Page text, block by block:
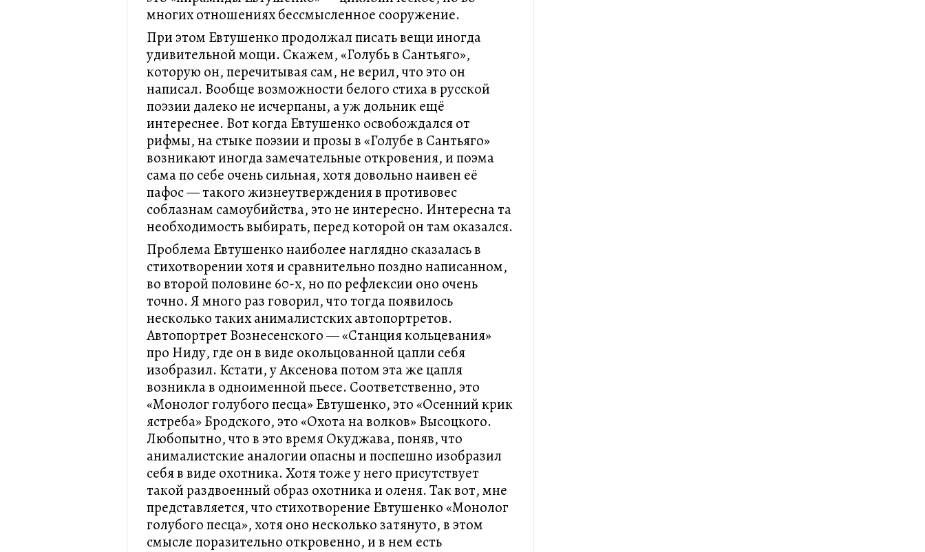
многих отношениях бессмысленное сооружение.
При этом Евтушенко продолжал писать вещи иногда
удивительной мощи. Скажем, «Голубь в Сантьяго»,
которую он, перечитывая сам, не верил, что это он
написал. Вообще возможности белого стиха в русской
поэзии далеко не исчерпаны, а уж дольник ещё
интереснее. Вот когда Евтушенко освобождался от
рифмы, на стыке поэзии и прозы в «Голубе в Сантьяго»
возникают иногда замечательные откровения, и поэма
сама по себе очень сильная, хотя довольно наивен её
пафос — такого жизнеутверждения в противовес
соблазнам самоубийства, это не интересно. Интересна та
необходимость выбирать, перед которой он там оказался.
Проблема Евтушенко наиболее наглядно сказалась в
стихотворении хотя и сравнительно поздно написанном,
во второй половине 60-х, но по рефлексии оно очень
точно. Я много раз говорил, что тогда появилось
несколько таких анималистских автопортретов.
Автопортрет Вознесенского — «Станция кольцевания»
про Ниду, где он в виде окольцованной цапли себя
изобразил. Кстати, у Аксенова потом эта же цапля
возникла в одноименной пьесе. Соответственно, это
«Монолог голубого песца» Евтушенко, это «Осенний крик
ястреба» Бродского, это «Охота на волков» Высоцкого.
Любопытно, что в это время Окуджава, поняв, что
анималистские аналогии опасны и поспешно изобразил
себя в виде охотника. Хотя тоже у него присутствует
такой раздвоенный образ охотника и оленя. Так вот, мне
представляется, что стихотворение Евтушенко «Монолог
голубого песца», хотя оно несколько затянуто, в этом
смысле поразительно откровенно, и в нем есть